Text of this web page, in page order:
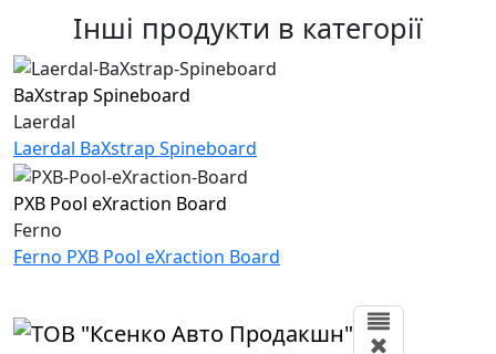
Інші продукти в категорії
BaXstrap Spineboard
Laerdal
Laerdal BaXstrap Spineboard
PXB Pool eXraction Board
Ferno
Ferno PXB Pool eXraction Board